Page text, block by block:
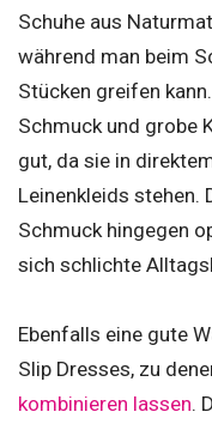
Schuhe aus
während man beim
Stücken greifen
Schmuck und grobe
gut, da sie in
Leinenkleids stehen.
Schmuck hingegen
sich schlichte
Ebenfalls eine gute
Slip Dresses, zu
kombinieren lassen.